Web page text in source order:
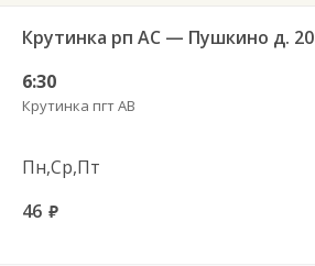
Крутинка рп АС — Пушкино д. 20
6:30
Крутинка пгт АВ
Пн,Ср,Пт
46 руб.